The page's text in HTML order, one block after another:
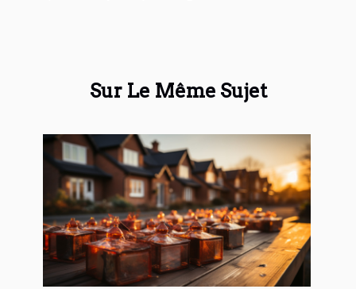
Sur Le Même Sujet